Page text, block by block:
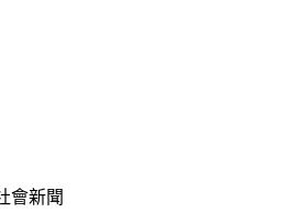
會新聞